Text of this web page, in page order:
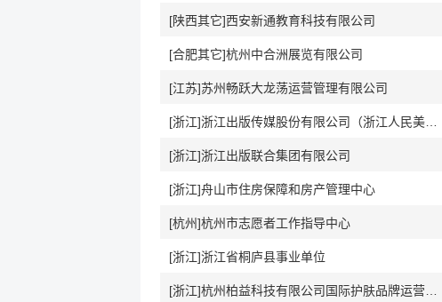
[陕西其它]西安新通教育科技有限公司
[合肥其它]杭州中合洲展览有限公司
[江苏]苏州畅跃大龙荡运营管理有限公司
[浙江]浙江出版联合集团有限公司
[浙江]舟山市住房保障和房产管理中心
[杭州]杭州市志愿者工作指导中心
[浙江]浙江省桐庐县事业单位